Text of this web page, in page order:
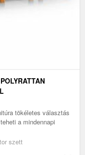
tökéletes választás
a mindennapi
szett